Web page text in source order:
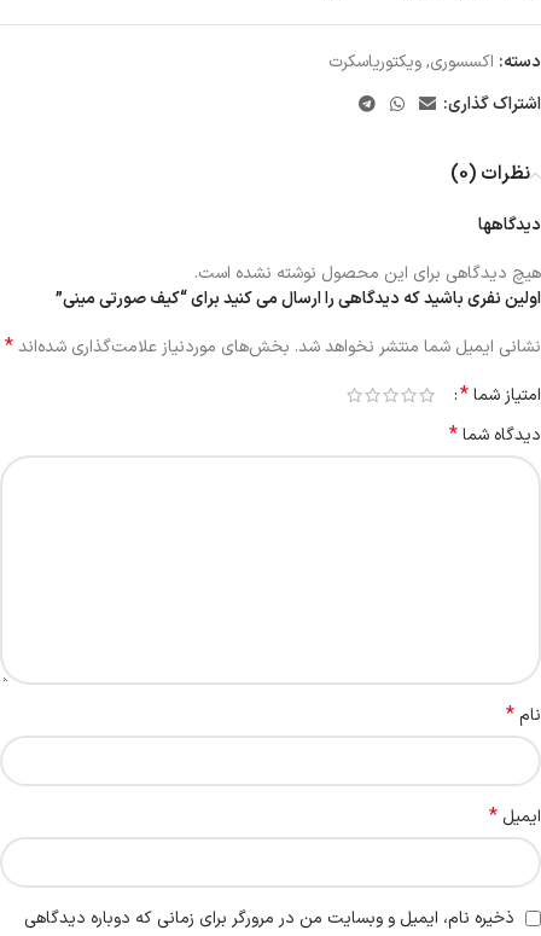
دسته: اکسسوری,ویکتوریاسکرت
اشتراک گذاری:
نظرات (0)
دیدگاهها
هیچ دیدگاهی برای این محصول نوشته نشده است.
اولین نفری باشید که دیدگاهی را ارسال می کنید برای “کیف صورتی مینی”
نشانی ایمیل شما منتشر نخواهد شد. بخش‌های موردنیاز علامت‌گذاری شده‌اند*
امتیاز شما*
دیدگاه شما*
نام*
ایمیل *
ذخیره نام، ایمیل و وبسایت من در مرورگر برای زمانی که دوباره دیدگاهی